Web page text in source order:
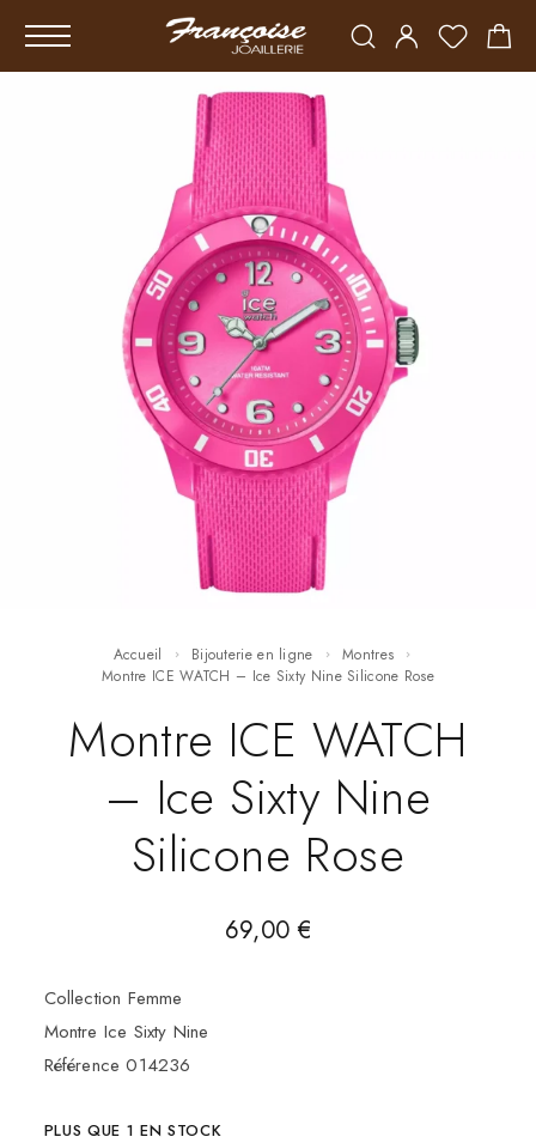
Accueil Bijouterie en ligne
Montres
Montre ICE WATCH – Ice Sixty Nine Silicone Rose
Montre ICE WATCH
– Ice Sixty Nine
Silicone Rose
69,00€
Collection Femme
Montre Ice Sixty Nine
Référence 014236
PLUS QUE 1 EN STOCK